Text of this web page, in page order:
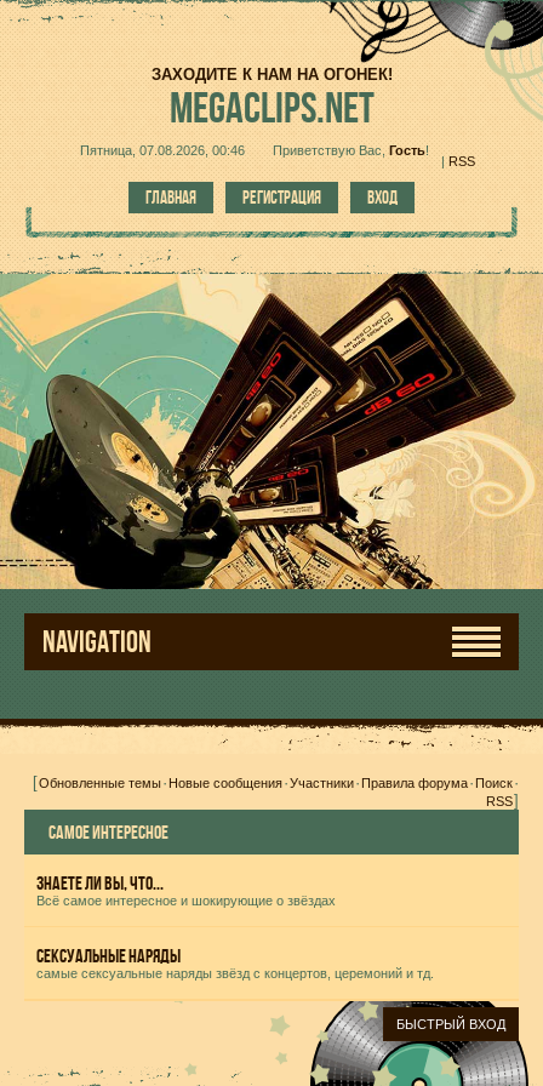
ЗАХОДИТЕ К НАМ НА ОГОНЕК!
MEGACLIPS.NET
Пятница, 07.08.2026, 00:46 Приветствую Вас Гость!
|RSS
ГЛАВНАЯ РЕГИСТРАЦИЯ ВХОД
NAVIGATION
[Обновленные темы·Новые сообщения·Участники·Правила форума·Поиск·
RSS]
САМОЕ ИНТЕРЕСНОЕ
Знаете ли вы, что...
Всё самое интересное и шокирующие о звёздах
Сексуальные наряды
самые сексуальные наряды звёзд с концертов, церемоний и тд.